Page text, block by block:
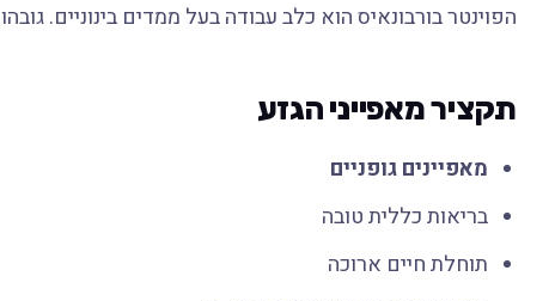
הפוינטר בורבונאיס הוא כלב עבודה בעל ממדים בינוניים. גובהו 46 עד 58 סנטימטר ומשקלו 16 עד 25 קילוגרם.
תקציר מאפייני הגזע
מאפיינים גופניים
בריאות כללית טובה
תוחלת חיים ארוכה